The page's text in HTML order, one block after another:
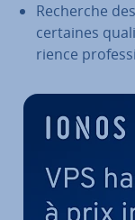
Recherche
certaines
rience